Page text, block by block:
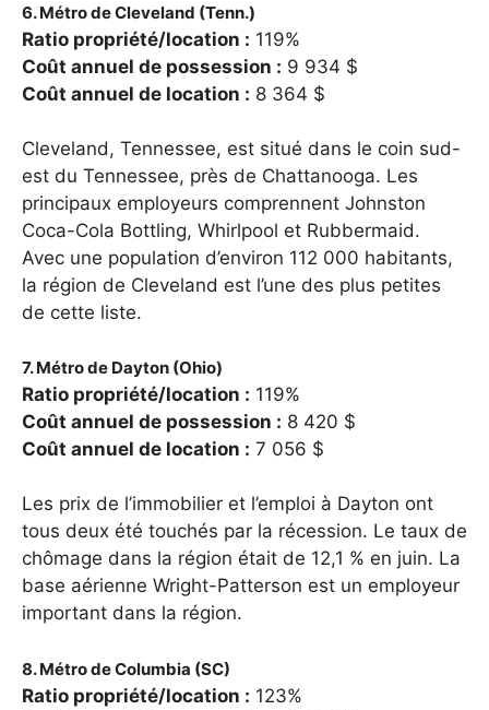
6. Métro de Cleveland (Tenn.)
Ratio propriété/location : 119%
Coût annuel de possession : 9 934 $
Coût annuel de location : 8 364 $
Cleveland, Tennessee, est situé dans le coin sud-
est du Tennessee, près de Chattanooga. Les
principaux employeurs comprennent Johnston
Coca-Cola Bottling, Whirlpool et Rubbermaid.
Avec une population d’environ 112 000 habitants,
la région de Cleveland est l’une des plus petites
de cette liste.
7. Métro de Dayton (Ohio)
Ratio propriété/location : 119%
Coût annuel de possession : 8 420 $
Coût annuel de location : 7 056 $
Les prix de l’immobilier et l’emploi à Dayton ont
tous deux été touchés par la récession. Le taux de
chômage dans la région était de 12,1 % en juin. La
base aérienne Wright-Patterson est un employeur
important dans la région.
8. Métro de Columbia (SC)
Ratio propriété/location : 123%